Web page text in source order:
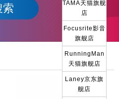
TAMA天猫旗舰
店
Focusrite影音
旗舰店
RunningMan
天猫旗舰店
Laney京东旗
舰店